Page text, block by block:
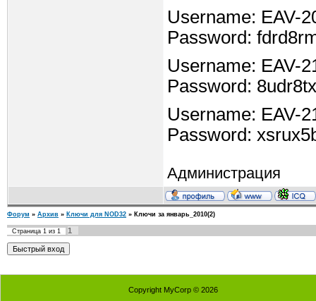
Username: EAV-
Password:
Username: EAV-
Password:
Username: EAV-
Password:
Администрация
Форум » Архив » Ключи для NOD32 » Ключи за январь_2010(2)
Страница 1 из 1 1
Copyright MyCorp © 2026